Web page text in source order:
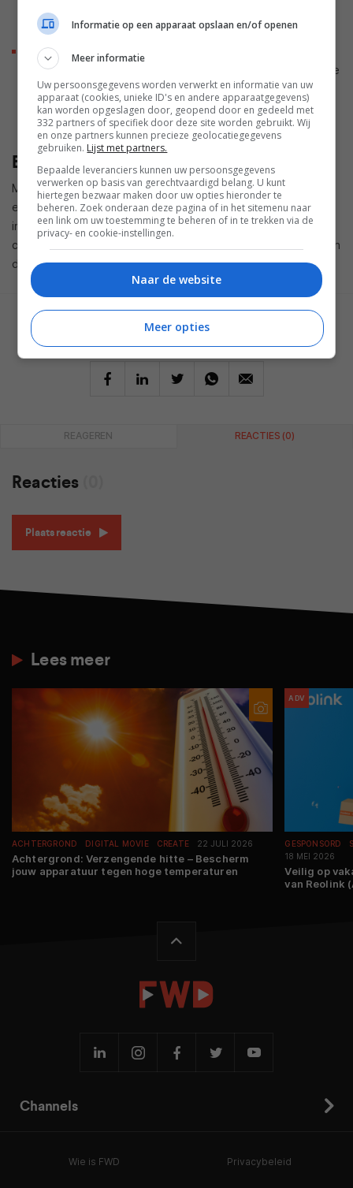
temperatuurwijziging buiten de marges van die modus
valt.
Wanneer er kort na een fysieke aanpassing op het
apparaat ook een wijziging via de app binnenkomt, kan de
thermostaat dit herkennen als een waarschijnlijke fout en
hiervan een melding geven om een dubbele aanpassing
te voorkomen.
Beschikbaarheid
Matter 1.6 is per direct beschikbaar gesteld aan fabrikanten
en softwareontwikkelaars, zodat zij de techniek kunnen
integreren in hun systemen. Wanneer de eerste
consumentenproducten met ondersteuning voor Matter 1.6 in
de winkels liggen, is momenteel nog niet bekend.
GESCHREVEN DOOR
REAGEREN REACTIES (0)
Reacties
Plaats reactie
Lees meer
ACHTERGROND DIGITAL MOVIE CREATE 22 JULI 2026
Achtergrond: Verzengende hitte – Bescherm
jouw apparatuur tegen hoge temperaturen
ADV
GESPONSORD
18 MEI 2026
Veilig op
van Reolink
Channels
Wie is FWD Privacybeleid
Informatie op een apparaat opslaan en/of openen
Meer informatie
Uw persoonsgegevens worden verwerkt en informatie van uw
apparaat (cookies, unieke ID's en andere apparaatgegevens)
kan worden opgeslagen door, geopend door en gedeeld met
332 partners of specifiek door deze site worden gebruikt. Wij
en onze partners kunnen precieze geolocatiegegevens
gebruiken. Lijst met partners.
Bepaalde leveranciers kunnen uw persoonsgegevens
verwerken op basis van gerechtvaardigd belang. U kunt
hiertegen bezwaar maken door uw opties hieronder te
beheren. Zoek onderaan deze pagina of in het sitemenu naar
een link om uw toestemming te beheren of in te trekken via de
privacy- en cookie-instellingen.
Naar de website
Meer opties